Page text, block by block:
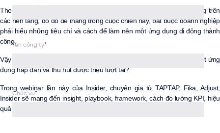
Theo thống kê, toàn thị trường hiện có khoảng 1,85 triệu ứng dụng trên
các nền tảng, do đó để thắng trong cuộc chiến này, bắt buộc doanh nghiệp
phải hiểu những tiêu chí và cách để làm nên một ứng dụng di động thành
công.
Vậy làm sao để doanh nghiệp có thể xây dựng và phát triển nên một ứng
dụng hấp dẫn và thu hút được triệu lượt tải?
Trong webinar lần này của Insider, chuyên gia từ TAPTAP, Fika, Adjust,
Insider sẽ mang đến insight, playbook, framework, cách đo lường KPI, hiệu
quả kèm với case study cụ thể trong việc phát triển ứng dụng di động.
Tên công ty*
Chức vụ*